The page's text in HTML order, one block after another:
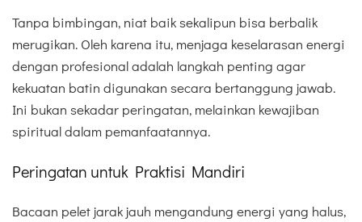
Tanpa bimbingan, niat baik sekalipun bisa berbalik
merugikan. Oleh karena itu, menjaga keselarasan energi
dengan profesional adalah langkah penting agar
kekuatan batin digunakan secara bertanggung jawab.
Ini bukan sekadar peringatan, melainkan kewajiban
spiritual dalam pemanfaatannya.
Peringatan untuk Praktisi Mandiri
Bacaan pelet jarak jauh mengandung energi yang halus,